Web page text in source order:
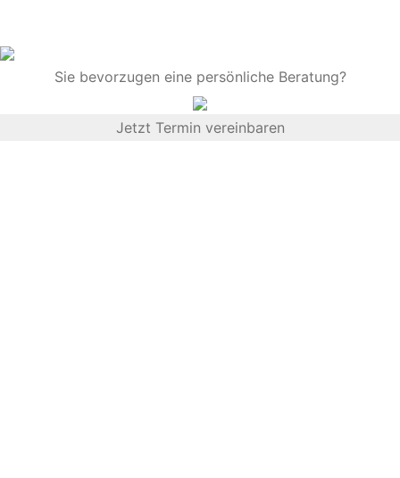
Sie bevorzugen eine persönliche Beratung?
Jetzt Termin vereinbaren